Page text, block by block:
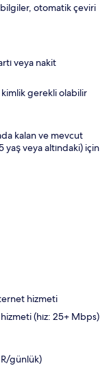
otomatik çeviri
veya nakit
gerekli olabilir
kalan ve mevcut
yaş veya altındaki) için
hizmeti
(hız: 25+ Mbps)
günlük)